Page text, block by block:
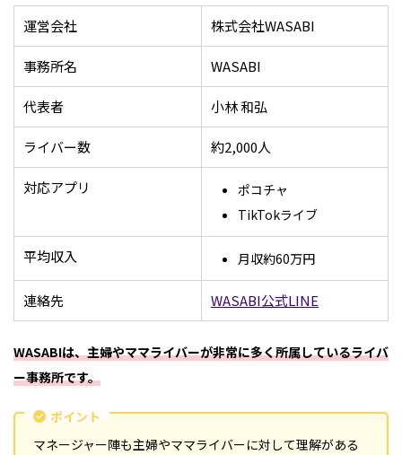
運営会社 株式会社WASABI
事務所名 WASABI
代表者 小林 和弘
ライバー数 約2,000人
対応アプリ
ポコチャ
TikTokライブ
平均収入 月収約60万円
連絡先 WASABI公式LINE
WASABIは、主婦やママライバーが非常に多く所属しているライバ
ー事務所です。
ポイント
マネージャー陣も主婦やママライバーに対して理解がある